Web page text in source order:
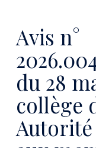
Avis n°
du 28
collège